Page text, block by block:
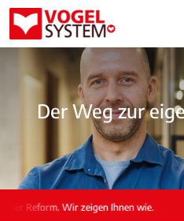
Der Weg zur
Wir zeigen Ihnen wie.